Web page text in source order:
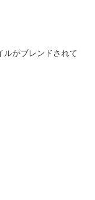
ルがブレンドされて